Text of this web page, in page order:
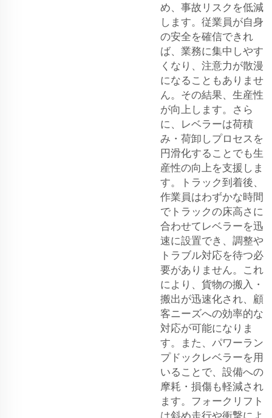
め、事故リスクを低減
します。従業員が自身
の安全を確信できれ
ば、業務に集中しやす
くなり、注意力が散漫
になることもありませ
ん。その結果、生産性
が向上します。さら
に、レベラーは荷積
み・荷卸しプロセスを
円滑化することでも生
産性の向上を支援しま
す。トラック到着後、
作業員はわずかな時間
でトラックの床高さに
合わせてレベラーを迅
速に設置でき、調整や
トラブル対応を待つ必
要がありません。これ
により、貨物の搬入・
搬出が迅速化され、顧
客ニーズへの効率的な
対応が可能になりま
す。また、パワーラン
プドックレベラーを用
いることで、設備への
摩耗・損傷も軽減され
ます。フォークリフト
は斜め走行や衝撃によ